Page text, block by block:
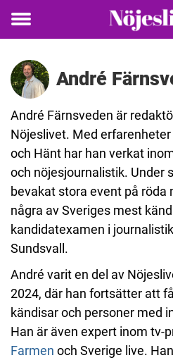
Toggle
André
André Färnsveden är
Nöjeslivet. Med
och Hänt har han verkat
och nöjesjournalistik. Under
bevakat stora event på
några av Sveriges mest
kandidatexamen i
Sundsvall.
André varit en del av
2024, där han fortsätter att
kändisar och personer med
Han är även expert inom tv-
Farmen och Sverige live.